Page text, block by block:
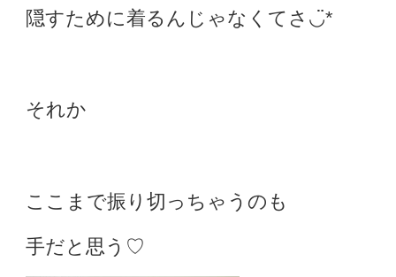
隠すために着るんじゃなくてさ◡̈︎*
それか
ここまで振り切っちゃうのも
手だと思う♡